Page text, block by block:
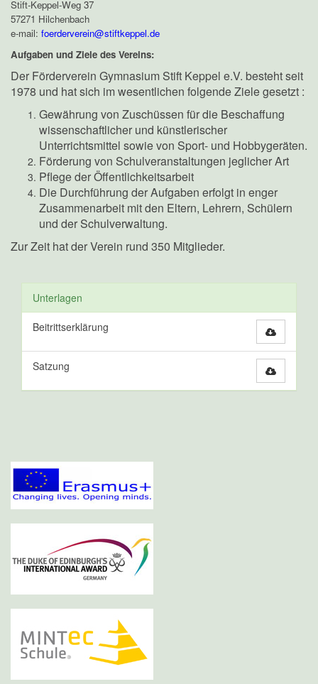
Stift-Keppel-Weg 37
57271 Hilchenbach
e-mail: foerderverein@stiftkeppel.de
Aufgaben und Ziele des Vereins:
Der Förderverein Gymnasium Stift Keppel e.V. besteht seit
1978 und hat sich im wesentlichen folgende Ziele gesetzt :
Gewährung von Zuschüssen für die Beschaffung
wissenschaftlicher und künstlerischer
Unterrichtsmittel sowie von Sport- und Hobbygeräten.
Förderung von Schulveranstaltungen jeglicher Art
Pflege der Öffentlichkeitsarbeit
Die Durchführung der Aufgaben erfolgt in enger
Zusammenarbeit mit den Eltern, Lehrern, Schülern
und der Schulverwaltung.
Zur Zeit hat der Verein rund 350 Mitglieder.
Unterlagen
Beitrittserklärung
Satzung